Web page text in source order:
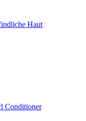
Haut
Conditioner